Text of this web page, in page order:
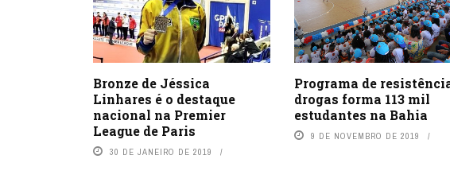
Bronze de Jéssica
Linhares é o destaque
nacional na Premier
League de Paris
30 DE JANEIRO DE 2019
Programa de
drogas forma 113 mil
estudantes na Bahia
9 DE NOVEMBRO DE 2019